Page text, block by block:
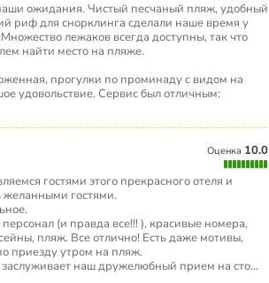
ожидания. Чистый песчаный пляж, удобный
риф для снорклинга сделали наше время у
лежаков всегда доступны, так что
найти место на пляже.
прогулки по проминаду с видом на
удовольствие. Сервис был отличным:
Оценка
10.0
гостями этого прекрасного отеля и
желанными гостями.
(и правда все!!! ), красивые номера,
пляж. Все отлично! Есть даже мотивы,
приезду утром на пляж.
наш дружелюбный прием на сто...